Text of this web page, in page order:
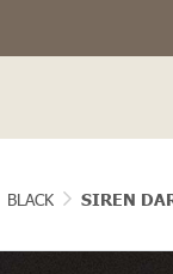
BLACK SIREN